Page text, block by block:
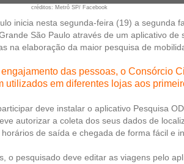
créditos: Metrô SP/ Facebook
inicia nesta segunda-feira (19) a segunda
São Paulo através de um aplicativo
na elaboração da maior pesquisa de
das pessoas, o Consórcio
utilizados em diferentes lojas aos
deve instalar o aplicativo Pesquisa
autorizar a coleta dos seus dados de
de saída e chegada de forma fácil e
o pesquisado deve editar as viagens pelo